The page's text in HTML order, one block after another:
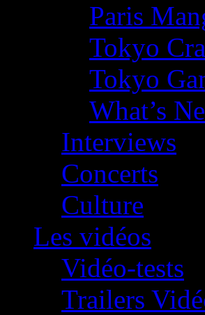
Paris
Tokyo
Tokyo
What’s
Interviews
Concerts
Culture
Les vidéos
Vidéo-tests
Trailers